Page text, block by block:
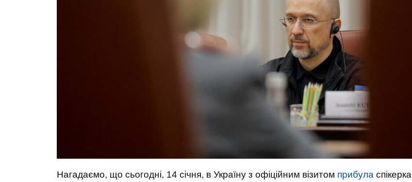
Нагадаємо, що сьогодні, 14 січня, в Україну з офіційним візитом прибула спікерка